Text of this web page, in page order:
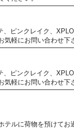
ピンクレイク、
軽にお問い合わせ下
ピンクレイク、
軽にお問い合わせ下
ルに荷物を預けてお